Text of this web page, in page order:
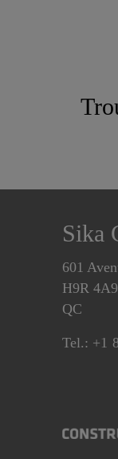
Sika
601
H9R
QC
Tel.: +1